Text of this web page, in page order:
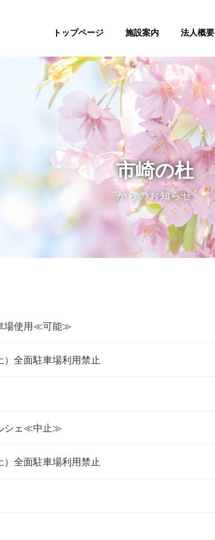
トップページ 施設案内 法人概要
市崎の杜
からのお知らせ
場使用≪可能≫
）全面駐車場利用禁止
シェ≪中止≫
）全面駐車場利用禁止